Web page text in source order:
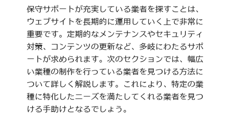
保守サポートが充実している業者を探すことは、
ウェブサイトを長期的に運用していく上で非常に
重要です。定期的なメンテナンスやセキュリティ
対策、コンテンツの更新など、多岐にわたるサポ
ートが求められます。次のセクションでは、幅広
い業種の制作を行っている業者を見つける方法に
ついて詳しく解説します。これにより、特定の業
種に特化したニーズを満たしてくれる業者を見つ
ける手助けとなるでしょう。